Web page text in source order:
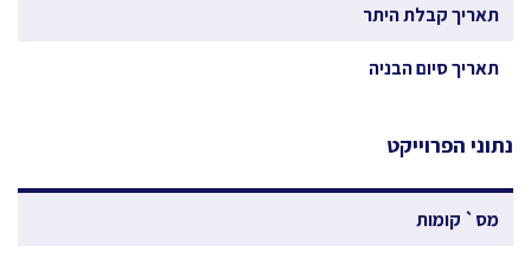
תאריך קבלת היתר
תאריך סיום הבניה
נתוני הפרוייקט
מס` קומות